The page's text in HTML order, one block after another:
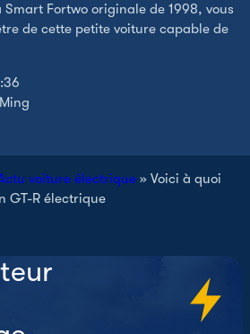
voiture électrique » Voici à quoi
GT-R électrique
Smart Fortwo originale de 1998, vous
de cette petite voiture capable de